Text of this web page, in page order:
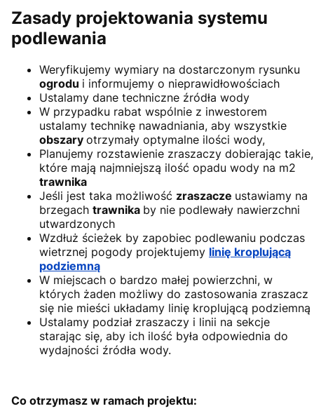
Zasady projektowania systemu
podlewania
Weryfikujemy wymiary na dostarczonym rysunku
ogrodu i informujemy o nieprawidłowościach
Ustalamy dane techniczne źródła wody
W przypadku rabat wspólnie z inwestorem
ustalamy technikę nawadniania, aby wszystkie
obszary otrzymały optymalne ilości wody,
Planujemy rozstawienie zraszaczy dobierając takie,
które mają najmniejszą ilość opadu wody na m2
trawnika
Jeśli jest taka możliwość zraszacze ustawiamy na
brzegach trawnika by nie podlewały nawierzchni
utwardzonych
Wzdłuż ścieżek by zapobiec podlewaniu podczas
wietrznej pogody projektujemy linię kroplującą
podziemną
W miejscach o bardzo małej powierzchni, w
których żaden możliwy do zastosowania zraszacz
się nie mieści układamy linię kroplującą podziemną
Ustalamy podział zraszaczy i linii na sekcje
starając się, aby ich ilość była odpowiednia do
wydajności źródła wody.
Co otrzymasz w ramach projektu: